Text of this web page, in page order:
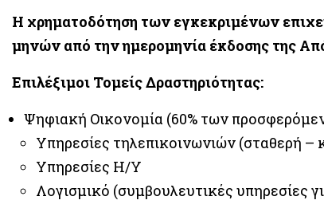
Η χρηματοδότηση των εγκεκριμένων
μηνών από την ημερομηνία έκδοσης της
Επιλέξιμοι Τομείς Δραστηριότητας:
Ψηφιακή Οικονομία (60% των
Υπηρεσίες τηλεπικοινωνιών (σταθερή –
Υπηρεσίες Η/Υ
Λογισμικό (συμβουλευτικές υπηρεσίες